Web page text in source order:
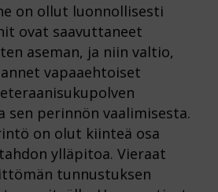
on ollut luonnollisesti
ovat saavuttaneet
aseman, ja niin valtio,
vapaaehtoiset
sen perinnön vaalimisesta.
on olut kiinteä osa
ylläpitoa. Vieraat
tunnustuksen